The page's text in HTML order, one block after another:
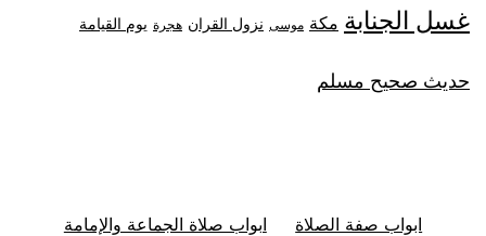
غسل الجنابة مكة موسى نزول القران هجرة يوم القيامة
حديث صحيح مسلم
ابواب صفة الصلاة ابواب صلاة الجماعة والإمامة